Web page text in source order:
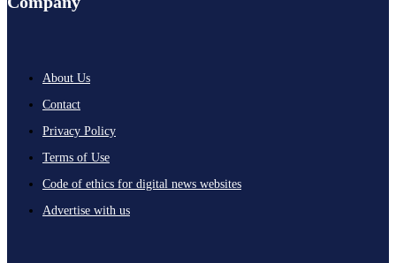
About Us
Contact
Privacy Policy
Terms of Use
Code of ethics for digital news websites
Advertise with us